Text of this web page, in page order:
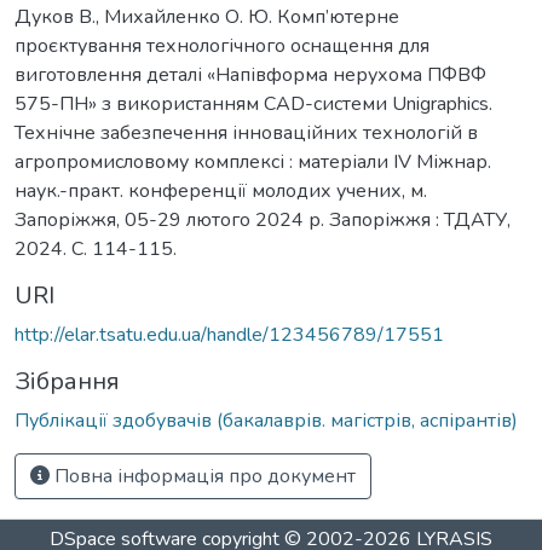
Дуков В., Михайленко О. Ю. Комп’ютерне
проєктування технологічного оснащення для
виготовлення деталі «Напівформа нерухома ПФВФ
575-ПН» з використанням CAD-системи Unigraphics.
Технічне забезпечення інноваційних технологій в
агропромисловому комплексі : матеріали IV Міжнар.
наук.-практ. конференції молодих учених, м.
Запоріжжя, 05-29 лютого 2024 р. Запоріжжя : ТДАТУ,
2024. С. 114-115.
URI
http://elar.tsatu.edu.ua/handle/123456789/17551
Зібрання
Публікації здобувачів (бакалаврів. магістрів, аспірантів)
Повна інформація про документ
DSpace software copyright © 2002-2026 LYRASIS